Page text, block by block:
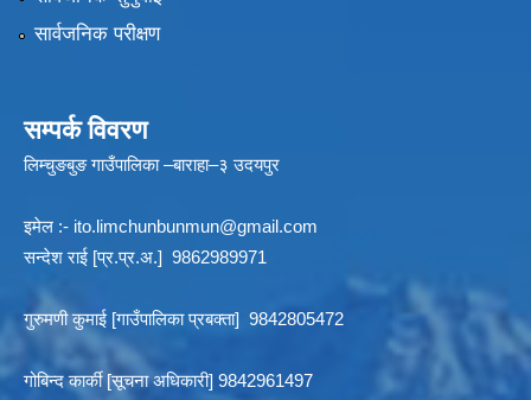
सार्वजनिक परीक्षण
सम्पर्क विवरण
लिम्चुङबुङ गाउँपालिका –बाराहा–३ उदयपुर
इमेल :- ito.limchunbunmun@gmail.com
सन्देश राई [प्र.प्र.अ.] 9862989971
गुरुमणी कुमाई [गाउँपालिका प्रबक्ता] 9842805472
गोबिन्द कार्की [सूचना अधिकारी] 9842961497